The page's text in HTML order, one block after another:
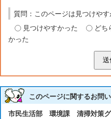
質問：このページは見つけやす
見つけやすかった
どち
かった
送
このページに関するお問
市民生活部 環境課 清掃対策グ